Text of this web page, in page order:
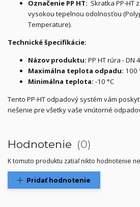
Označenie PP HT: Skratka PP-HT
vysokou tepelnou odolnosťou
Temperature).
Technické špecifikácie:
Názov produktu: PP HT rúra - DN
Maximálna teplota odpadu: 100
Minimálna teplota: -10 °C
Tento PP-HT odpadový systém vám
riešenie pre všetky vaše vnútorné
Hodnotenie 0
K tomuto produktu zatiaľ nikto hodnotenie
Pridať hodnotenie